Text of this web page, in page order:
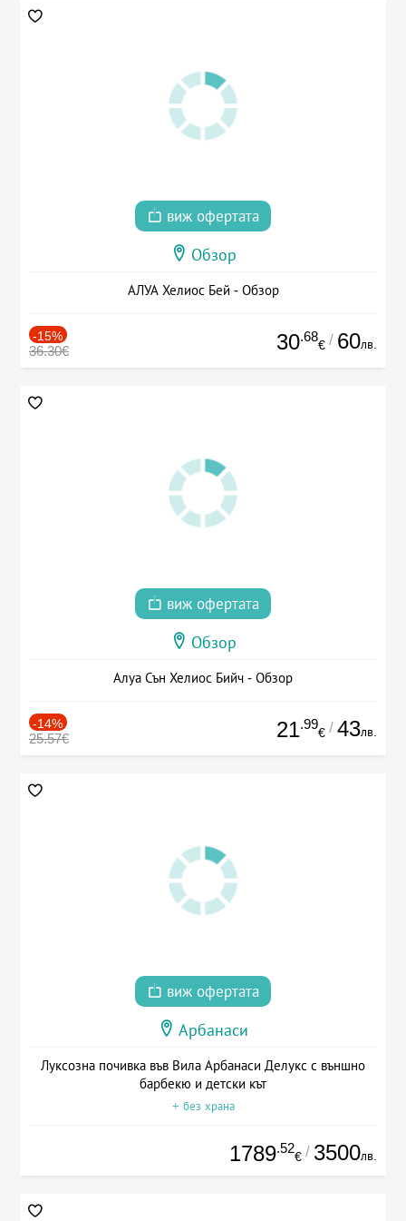
виж офертата
Обзор
АЛУА Хелиос Бей - Обзор
-15%
36.30€ 30.68
€ / 60лв.
виж офертата
Обзор
Алуа Сън Хелиос Бийч - Обзор
-14%
25.57€ 21.99
€ / 43лв.
виж офертата
Арбанаси
Луксозна почивка във Вила Арбанаси Делукс с външно
барбекю и детски кът
+ без храна
1789.52
€ / 3500лв.